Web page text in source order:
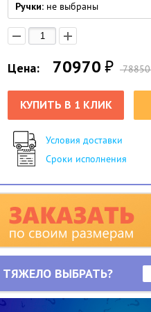
Ручки: не выбраны
Цена: 70970₽ 78850
КУПИТЬ В 1 КЛИК
Условия доставки
Сроки исполнения
ТЯЖЕЛО ВЫБРАТЬ?